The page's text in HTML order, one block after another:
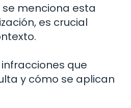
menciona esta
es crucial
que
y cómo se aplican